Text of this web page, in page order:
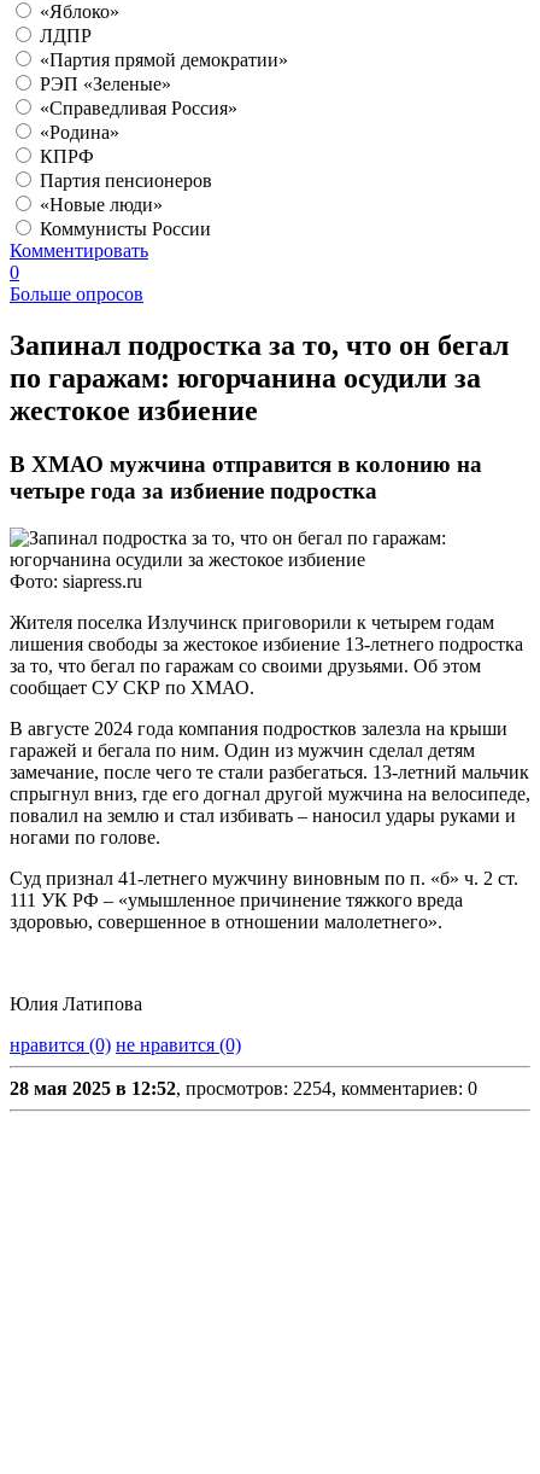
«Яблоко»
ЛДПР
«Партия прямой демократии»
РЭП «Зеленые»
«Справедливая Россия»
«Родина»
КПРФ
Партия пенсионеров
«Новые люди»
Коммунисты России
Комментировать
0
Больше опросов
Запинал подростка за то, что он бегал
по гаражам: югорчанина осудили за
жестокое избиение
В ХМАО мужчина отправится в колонию на
четыре года за избиение подростка
Фото: siapress.ru
Жителя поселка Излучинск приговорили к четырем годам
лишения свободы за жестокое избиение 13-летнего подростка
за то, что бегал по гаражам со своими друзьями. Об этом
сообщает СУ СКР по ХМАО.
В августе 2024 года компания подростков залезла на крыши
гаражей и бегала по ним. Один из мужчин сделал детям
замечание, после чего те стали разбегаться. 13-летний мальчик
спрыгнул вниз, где его догнал другой мужчина на велосипеде,
повалил на землю и стал избивать – наносил удары руками и
ногами по голове.
Суд признал 41-летнего мужчину виновным по п. «б» ч. 2 ст.
111 УК РФ – «умышленное причинение тяжкого вреда
здоровью, совершенное в отношении малолетнего».
Юлия Латипова
нравится (0) не нравится (0)
28 мая 2025 в 12:52, просмотров: 2254, комментариев: 0